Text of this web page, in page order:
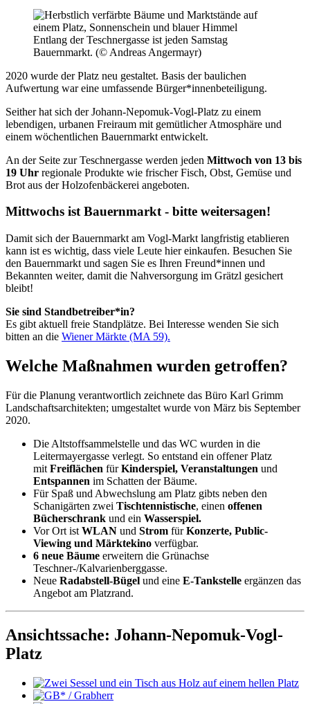
Entlang der Teschnergasse ist jeden Samstag
Bauernmarkt. (© Andreas Angermayr)
2020 wurde der Platz neu gestaltet. Basis der baulichen
Aufwertung war eine umfassende Bürger*innenbeteiligung.
Seither hat sich der Johann-Nepomuk-Vogl-Platz zu einem
lebendigen, urbanen Freiraum mit gemütlicher Atmosphäre und
einem wöchentlichen Bauernmarkt entwickelt.
An der Seite zur Teschnergasse werden jeden Mittwoch von 13 bis
19 Uhr regionale Produkte wie frischer Fisch, Obst, Gemüse und
Brot aus der Holzofenbäckerei angeboten.
Mittwochs ist Bauernmarkt - bitte weitersagen!
Damit sich der Bauernmarkt am Vogl-Markt langfristig etablieren
kann ist es wichtig, dass viele Leute hier einkaufen. Besuchen Sie
den Bauernmarkt und sagen Sie es Ihren Freund*innen und
Bekannten weiter, damit die Nahversorgung im Grätzl gesichert
bleibt!
Sie sind Standbetreiber*in?
Es gibt aktuell freie Standplätze. Bei Interesse wenden Sie sich
bitten an die Wiener Märkte (MA 59).
Welche Maßnahmen wurden getroffen?
Für die Planung verantwortlich zeichnete das Büro Karl Grimm
Landschaftsarchitekten; umgestaltet wurde von März bis September
2020.
Die Altstoffsammelstelle und das WC wurden in die
Leitermayergasse verlegt. So entstand ein offener Platz
mit Freiflächen fürKinderspiel, Veranstaltungen und
Entspannen im Schatten der Bäume.
Für Spaß und Abwechslung am Platz gibts neben den
Schanigärten zwei Tischtennistische, einen offenen
Bücherschrank und ein Wasserspiel.
Vor Ort ist WLAN und Strom fürKonzerte, Public-
Viewing und Märktekino verfügbar.
6 neue Bäume erweitern die Grünachse
Teschner-/Kalvarienberggasse.
Neue Radabstell-Bügel und eine E-Tankstelle ergänzen das
Angebot am Platzrand.
Ansichtssache: Johann-Nepomuk-Vogl-
Platz